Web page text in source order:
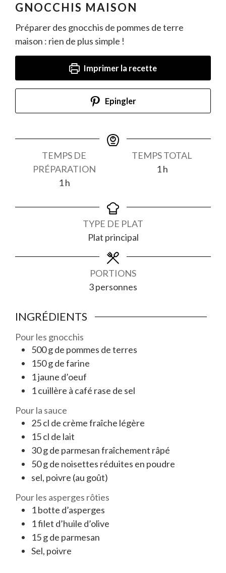
GNOCCHIS MAISON
Préparer des gnocchis de pommes de terre
maison : rien de plus simple !
Imprimer la recette
Epingler
TEMPS DE
PRÉPARATION
1 heure
h
TEMPS TOTAL
1 heure
h
TYPE DE PLAT
Plat principal
PORTIONS
3personnes
INGRÉDIENTS
Pour les gnocchis
500gde pommes de terres
150gde farine
1jaune d’oeuf
1cuillère à café rase de sel
Pour la sauce
25cl de crème fraîche légère
15cl de lait
30gde parmesan fraîchement râpé
50gde noisettes réduites en poudre
sel, poivre (au goût)
Pour les asperges rôties
1botte d’asperges
1filet d’huile d’olive
15gde parmesan
Sel, poivre